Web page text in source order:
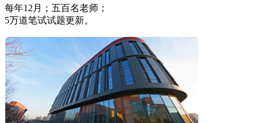
每年12月；五百名老师；
5万道笔试试题更新。